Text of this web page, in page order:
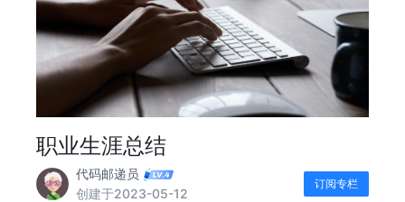
职业生涯总结
代码邮递员
创建于2023-05-12
订阅专栏